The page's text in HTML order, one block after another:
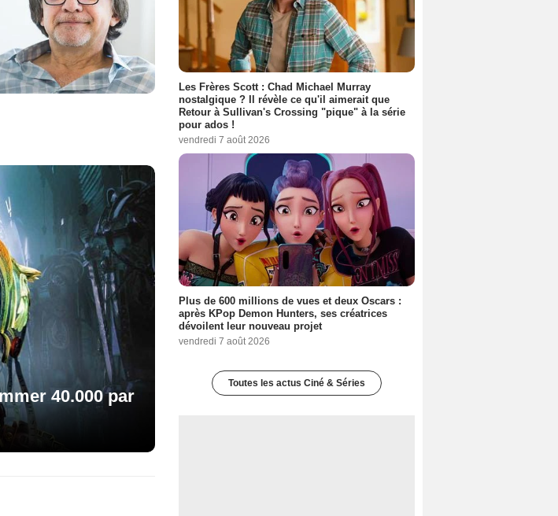
40.000 par
Les Frères Scott : Chad Michael Murray
nostalgique ? Il révèle ce qu'il aimerait que
Retour à Sullivan's Crossing "pique" à la série
pour ados !
vendredi 7 août 2026
Plus de 600 millions de vues et deux Oscars :
après KPop Demon Hunters, ses créatrices
dévoilent leur nouveau projet
vendredi 7 août 2026
Toutes les actus Ciné & Séries